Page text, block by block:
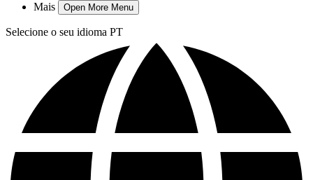
Mais
Open More Menu
Selecione o seu idioma PT